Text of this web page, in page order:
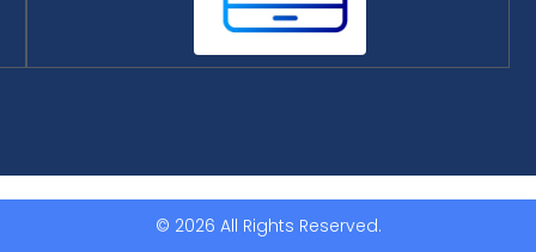
© 2026 All Rights Reserved.